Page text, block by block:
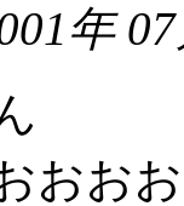
年
おお